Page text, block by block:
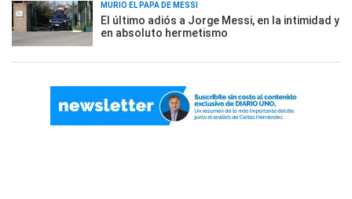
MURIÓ EL PAPÁ DE MESSI
El último adiós a Jorge Messi, en la intimidad y
en absoluto hermetismo